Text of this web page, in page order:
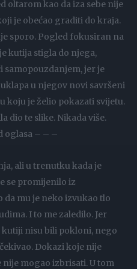
oltarom kao da iza sebe nije
je obećao graditi do kraja.
sporo. Pogled fokusiran na
kutija stigla do njega,
samopouzdanjem, jer je
u njegov novi savršeni
koju je želio pokazati svijetu.
dio te slike. Nikada više.
oglasa – – –
ali u trenutku kada je
se promijenilo iz
da mu je neko izvukao tlo
I to me zaledilo. Jer
kutiji nisu bili pokloni, nego
Dokazi koje nije
mogao izbrisati. U tom